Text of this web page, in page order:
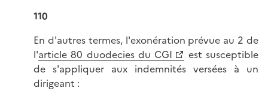
110
En d'autres termes, l'exonération prévue au 2 de
l'article 80 duodecies du CGI
est susceptible
de s'appliquer aux indemnités versées à un
dirigeant :